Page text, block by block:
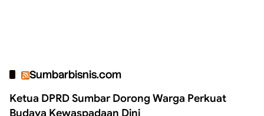
Sumbarbisnis.com
Ketua DPRD Sumbar Dorong Warga Perkuat
Budaya Kewaspadaan Dini